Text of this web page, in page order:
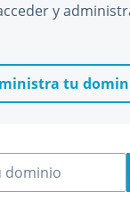
y
tu
dominio